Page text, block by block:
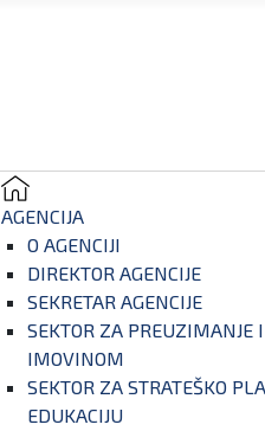
AGENCIJA
O AGENCIJI
DIREKTOR AGENCIJE
SEKRETAR AGENCIJE
SEKTOR ZA PREUZIMANJE
IMOVINOM
SEKTOR ZA STRATEŠKO
EDUKACIJU